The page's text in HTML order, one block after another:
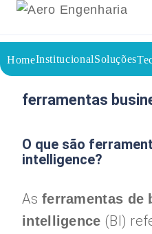
HomeInstitucionalSoluções
Voltar a página
ferramentas
O que são
intelligence?
As ferramentas de
intelligence (BI)